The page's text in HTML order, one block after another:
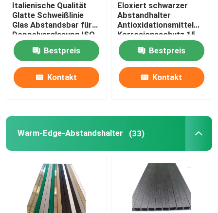
andere Glaszubehör
Expansionsnagel
Architekturbuntglas
Italienische Qualität
Glatte Schweißlinie
Glas Abstandsbar für
Doppelverglasung ISO
COA ROHS
Bestpreis
Kontakt
Eloxiert schwarzer
Abstandhalter
Antioxidationsmittel
Korrosionsschutz 15-
20 Jahre Aluminium-
Abstandhalter Schwarz
für Isolierglas-
Einheiten
Bestpreis
Kontakt
Warm-Edge-Abstandshalter (33)